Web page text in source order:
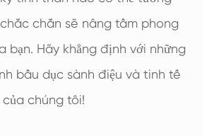
chắn sẽ nâng tầm phong
bạn. Hãy khẳng định với những
bầu dục sành điệu và tinh tế
của chúng tôi!